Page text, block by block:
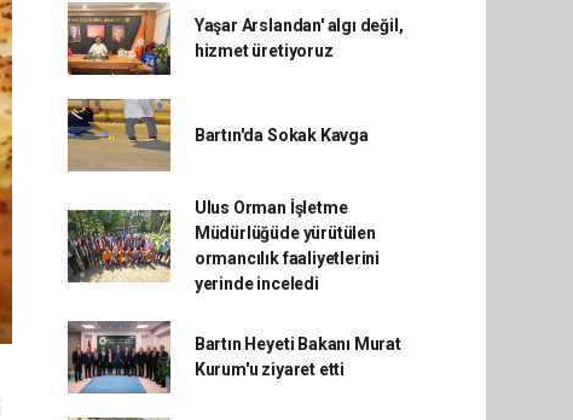
Yaşar Arslandan' algı değil,
hizmet üretiyoruz
Bartın'da Sokak Kavga
Ulus Orman İşletme
Müdürlüğüde yürütülen
ormancılık faaliyetlerini
yerinde inceledi
Bartın Heyeti Bakanı Murat
Kurum'u ziyaret etti